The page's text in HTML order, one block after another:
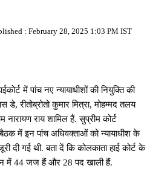
: February 28, 2025 1:03 PM IST
में पांच नए न्यायाधीशों की नियुक्ति की
डे, रीतोब्रोतो कुमार मित्रा, मोहम्मद तलय
राय शामिल हैं. सुप्रीम कोर्ट
में इन पांच अधिवक्ताओं को न्यायाधीश के
दी गई थी. बता दें कि कोलकाता हाई कोर्ट के
में 44 जज हैं और 28 पद खाली हैं.